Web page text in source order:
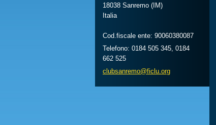
18038 Sanremo (IM)
Italia
Cod.fiscale ente: 90060380087
Telefono: 0184 505 345, 0184
662 525
clubsanremo@ficl u.org